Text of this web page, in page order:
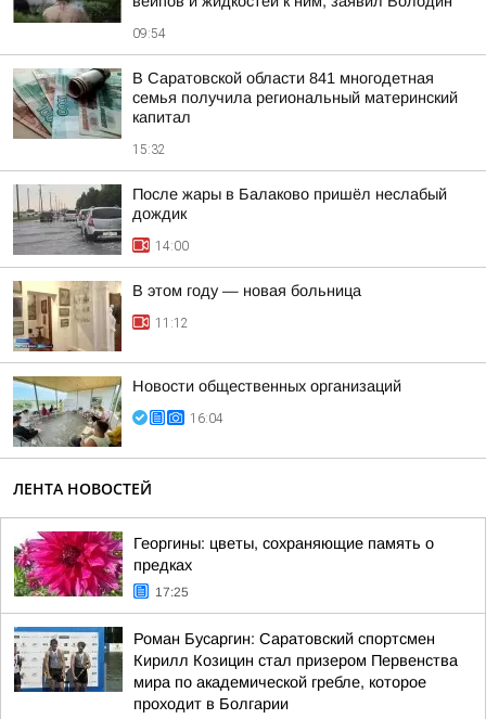
09:54
В Саратовской области 841 многодетная
семья получила региональный материнский
капитал
15:32
После жары в Балаково пришёл неслабый
дождик
14:00
В этом году — новая больница
11:12
Новости общественных организаций
16:04
ЛЕНТА НОВОСТЕЙ
Георгины: цветы, сохраняющие память о
предках
17:25
Роман Бусаргин: Саратовский спортсмен
Кирилл Козицин стал призером Первенства
мира по академической гребле, которое
проходит в Болгарии